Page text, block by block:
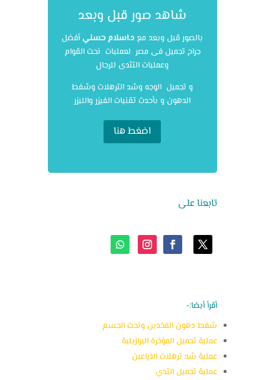
شاهد صور قبل وبعد
بالصور قبل وبعد مع د.اسلام حسني أفضل
جراح تجميل فى مصر لعمليات نحت القوام
وعمليات التثدى للرجال
و تجميل الوجه وشد الترهلات وشفط
الدهون و بأحدث تقنيات الفيزر والليزر
اضغط هنا
تابعنا على
أقرأ أيضا:-
شفط دهون الفخدين ونحت الجسم
عملية تجميل المؤخرة البرازيلية
عملية شد ترهلات الذراعين
عملية تجميل الثدي